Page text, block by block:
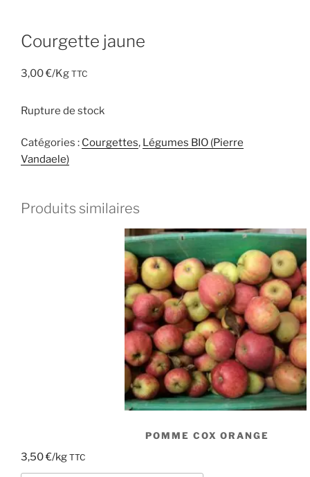
Courgette jaune
3,00€/Kg TTC
Rupture de stock
Catégories : Courgettes, Légumes BIO (Pierre
Vandaele)
Produits similaires
POMME COX ORANGE
3,50€/kg TTC